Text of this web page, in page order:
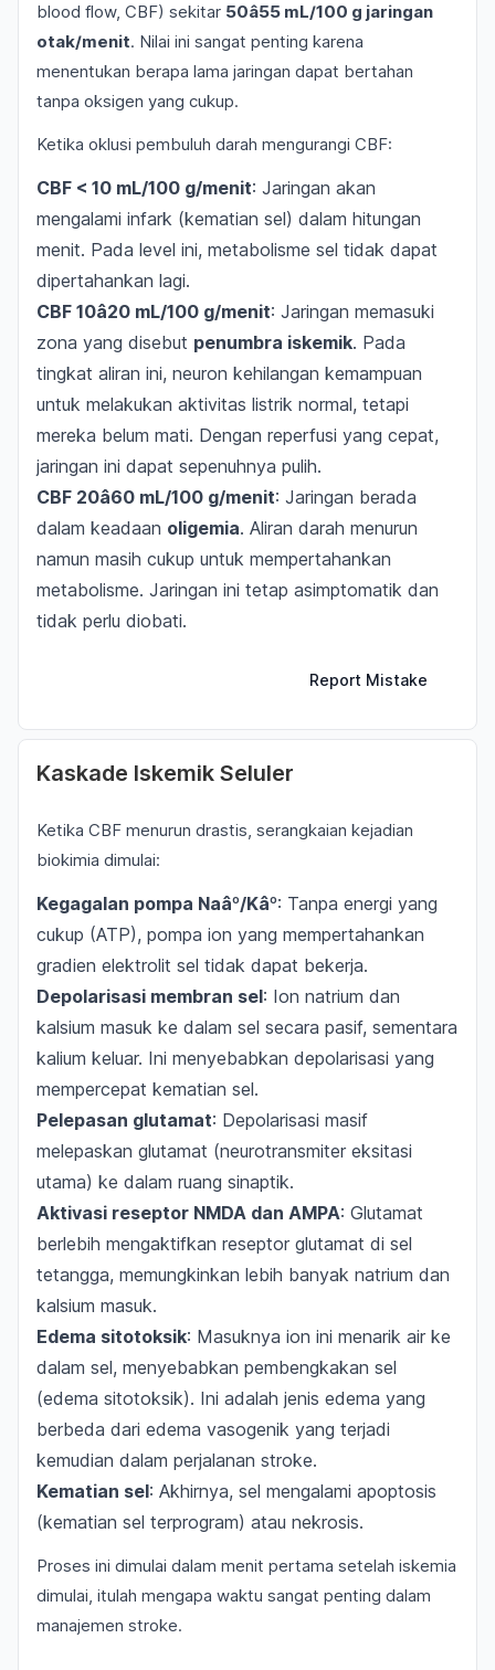
blood flow, CBF) sekitar 50â55 mL/100 g jaringan
otak/menit. Nilai ini sangat penting karena
menentukan berapa lama jaringan dapat bertahan
tanpa oksigen yang cukup.
Ketika oklusi pembuluh darah mengurangi CBF:
CBF < 10 mL/100 g/menit: Jaringan akan
mengalami infark (kematian sel) dalam hitungan
menit. Pada level ini, metabolisme sel tidak dapat
dipertahankan lagi.
CBF 10â20 mL/100 g/menit: Jaringan memasuki
zona yang disebut penumbra iskemik. Pada
tingkat aliran ini, neuron kehilangan kemampuan
untuk melakukan aktivitas listrik normal, tetapi
mereka belum mati. Dengan reperfusi yang cepat,
jaringan ini dapat sepenuhnya pulih.
CBF 20â60 mL/100 g/menit: Jaringan berada
dalam keadaan oligemia. Aliran darah menurun
namun masih cukup untuk mempertahankan
metabolisme. Jaringan ini tetap asimptomatik dan
tidak perlu diobati.
Report Mistake
Kaskade Iskemik Seluler
Ketika CBF menurun drastis, serangkaian kejadian
biokimia dimulai:
Kegagalan pompa Naâº/Kâº: Tanpa energi yang
cukup (ATP), pompa ion yang mempertahankan
gradien elektrolit sel tidak dapat bekerja.
Depolarisasi membran sel: Ion natrium dan
kalsium masuk ke dalam sel secara pasif, sementara
kalium keluar. Ini menyebabkan depolarisasi yang
mempercepat kematian sel.
Pelepasan glutamat: Depolarisasi masif
melepaskan glutamat (neurotransmiter eksitasi
utama) ke dalam ruang sinaptik.
Aktivasi reseptor NMDA dan AMPA: Glutamat
berlebih mengaktifkan reseptor glutamat di sel
tetangga, memungkinkan lebih banyak natrium dan
kalsium masuk.
Edema sitotoksik: Masuknya ion ini menarik air ke
dalam sel, menyebabkan pembengkakan sel
(edema sitotoksik). Ini adalah jenis edema yang
berbeda dari edema vasogenik yang terjadi
kemudian dalam perjalanan stroke.
Kematian sel: Akhirnya, sel mengalami apoptosis
(kematian sel terprogram) atau nekrosis.
Proses ini dimulai dalam menit pertama setelah iskemia
dimulai, itulah mengapa waktu sangat penting dalam
manajemen stroke.